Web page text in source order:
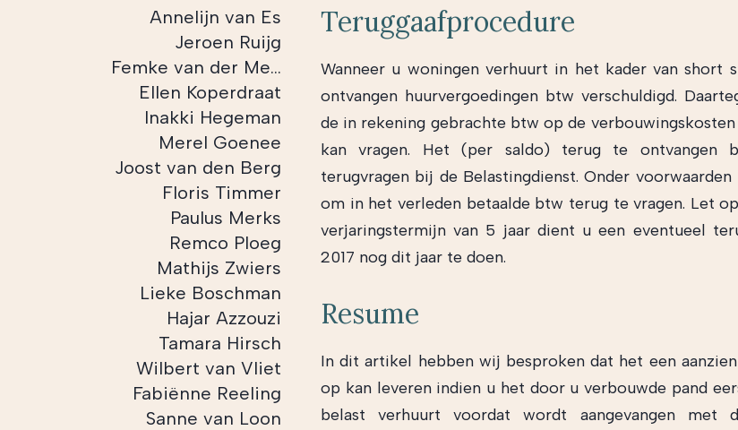
Teruggaafprocedure
Wanneer u woningen verhuurt in het kader van short
ontvangen huurvergoedingen btw verschuldigd.
de in rekening gebrachte btw op de
kan vragen. Het (per saldo) terug te ontvangen
terugvragen bij de Belastingdienst. Onder
om in het verleden betaalde btw terug te vragen. Let
verjaringstermijn van 5 jaar dient u een eventueel
2017 nog dit jaar te doen.
Resume
In dit artikel hebben wij besproken dat het een
op kan leveren indien u het door u verbouwde pand
belast verhuurt voordat wordt aangevangen met
Annelijn van Es
Jeroen Ruijg
Femke van der Meulen
Ellen Koperdraat
Inakki Hegeman
Merel Goenee
Joost van den Berg
Floris Timmer
Paulus Merks
Remco Ploeg
Mathijs Zwiers
Lieke Boschman
Hajar Azzouzi
Tamara Hirsch
Wilbert van Vliet
Fabiënne Reeling
Sanne van Loon